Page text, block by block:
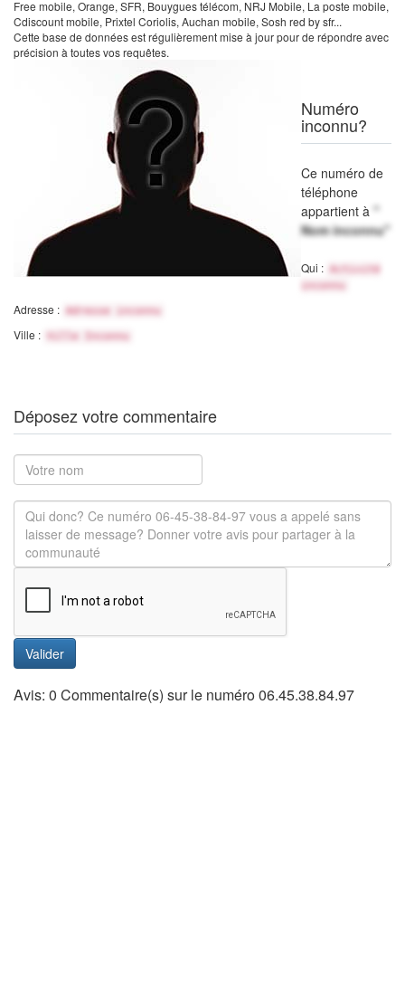
Free mobile, Orange, SFR, Bouygues télécom, NRJ Mobile, La poste mobile,
Cdiscount mobile, Prixtel Coriolis, Auchan mobile, Sosh red by sfr...
Cette base de données est régulièrement mise à jour pour de répondre avec
précision à toutes vos requêtes.
Numéro
inconnu?
Ce numéro de
téléphone
appartient à "
Nom inconnu"
Qui :
Activité
inconnu
Adresse : Adresse inconnu
Ville : Ville Inconnu
Déposez votre commentaire
Valider
Avis: 0 Commentaire(s) sur le numéro 06.45.38.84.97